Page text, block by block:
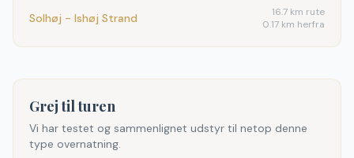
Solhøj - Ishøj Strand 16.7 km rute
0.17 km herfra
Grej til turen
Vi har testet og sammenlignet udstyr til netop denne
type overnatning.